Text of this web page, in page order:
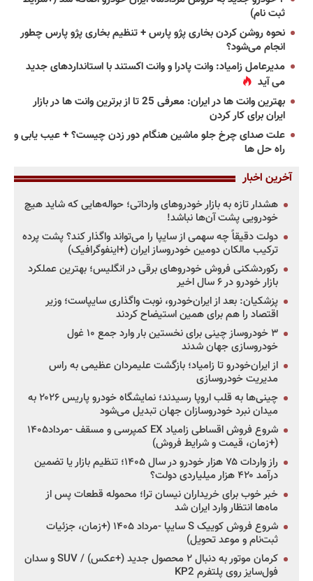
ثبت نام)
نحوه روشن کردن بخاری پژو پارس + تنظیم بخاری پژو پارس چطور
انجام می‌شود؟
مدیرعامل زامیاد: وانت پادرا و وانت اکستند با استانداردهای جدید
می آید
بهترین وانت ها در ایران: معرفی 25 تا از برترین وانت ها در بازار
ایران برای کار کردن
علت صدای چرخ جلو ماشین هنگام دور زدن چیست؟ + عیب یابی و
راه حل ها
آخرین اخبار
هشدار تازه به بازار خودروهای وارداتی؛ حواله‌هایی که شاید هیچ
خودرویی پشت آن‌ها نباشد!
دولت دقیقاً چه سهمی از سایپا را می‌تواند واگذار کند؟ پشت پرده
ترکیب مالکان دومین خودروساز ایران (+اینفوگرافیک)
رکوردشکنی فروش خودروهای برقی در انگلیس؛ بهترین عملکرد
بازار خودرو در ۶ سال اخیر
پزشکیان: بعد از ایران‌خودرو، نوبت واگذاری سایپاست؛ وزیر
اقتصاد را هم برای همین استیضاح کردند
۳ خودروساز چینی برای نخستین بار وارد جمع ۱۰ غول
خودروسازی جهان شدند
از ایران‌خودرو تا زامیاد؛ بازگشت علیمردان عظیمی به راس
مدیریت خودروسازی
چینی‌ها به قلب اروپا رسیدند؛ نمایشگاه خودرو پاریس ۲۰۲۶ به
میدان نبرد خودروسازان جهان تبدیل می‌شود
شروع فروش اقساطی زامیاد EX کمپرسی و مسقف -مرداد۱۴۰۵
(+زمان، قیمت و شرایط فروش)
راز واردات ۷۵ هزار خودرو در سال ۱۴۰۵؛ تنظیم بازار یا تضمین
درآمد ۴۲۰ هزار میلیاردی دولت؟
خبر خوب برای خریداران نیسان ترا؛ محموله قطعات پس از
ماه‌ها انتظار وارد ایران شد
شروع فروش کوییک S سایپا -مرداد ۱۴۰۵ (+زمان، جزئیات
ثبت‌نام و موعد تحویل)
کرمان موتور به دنبال ۲ محصول جدید (+عکس) / SUV و سدان
فول‌سایز روی پلتفرم KP2